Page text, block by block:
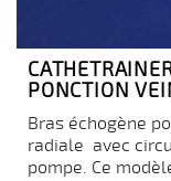
PONCTION
Bras échogène
radiale avec
pompe. Ce